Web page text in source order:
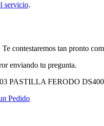
servicio.
contestaremos tan pronto
enviando tu pregunta.
PASTILLA FERODO
Pedido